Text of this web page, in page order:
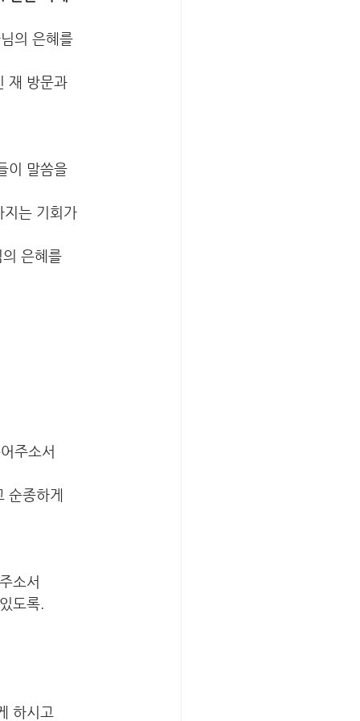
의 은혜를
재 방문과
이 말씀을
지는 기회가
은혜를
주소서
순종하게
소서
도록.
하시고